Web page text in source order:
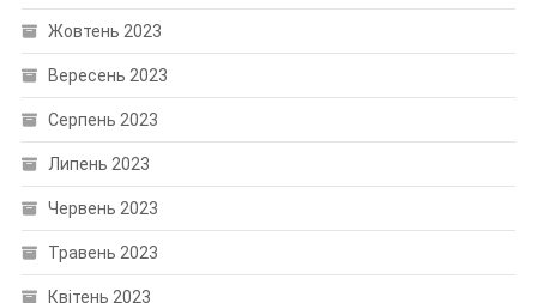
Жовтень 2023
Вересень 2023
Серпень 2023
Липень 2023
Червень 2023
Травень 2023
Квітень 2023